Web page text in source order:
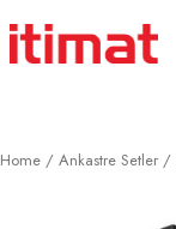
Home / Ankastre Setler /